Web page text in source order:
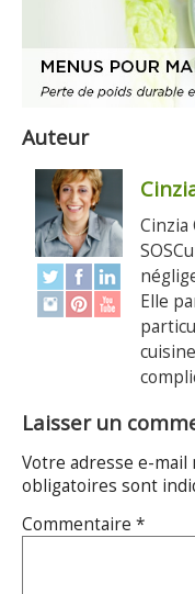
Auteur
Cinzia
Elle
Laisser un
Votre adresse e-mail
obligatoires sont
Commentaire *